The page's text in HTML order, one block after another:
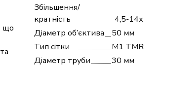
Збільшення/
кратність
4,5-14х
Діаметр об’єктива
50 мм
Тип сітки
M1 TMR
Діаметр труби
30 мм
що